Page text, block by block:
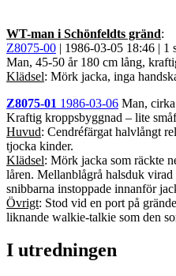
WT-man i Schönfeldts gränd:
Z8075-00 | 1986-03-05 18:46 | 1
Man, 45-50 år 180 cm lång,
Klädsel: Mörk jacka, inga
Z8075-01 1986-03-06 Man,
Kraftig kroppsbyggnad – lite
Huvud: Cendréfärgat halvlångt
tjocka kinder.
Klädsel: Mörk jacka som räckte
låren. Mellanblågrå halsduk
snibbarna instoppade innanför
Övrigt: Stod vid en port på
liknande walkie-talkie som den
I utredningen